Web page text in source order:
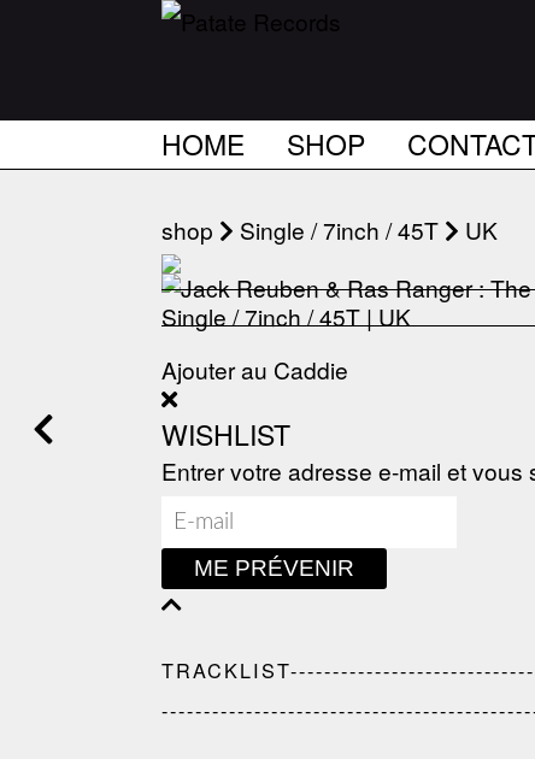
HOME SHOP
shop Single / 7inch / 45T UK
Ajouter au Caddie
WISHLIST
Entrer votre adresse e-mail et
ME PRÉVENIR